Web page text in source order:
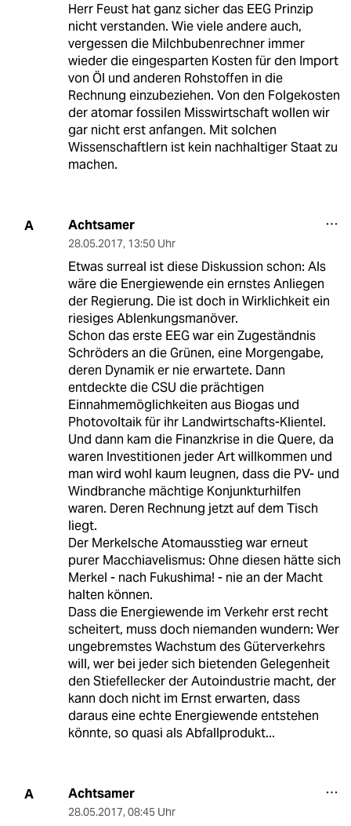
Herr Feust hat ganz sicher das EEG Prinzip
nicht verstanden. Wie viele andere auch,
vergessen die Milchbubenrechner immer
wieder die eingesparten Kosten für den Import
von Öl und anderen Rohstoffen in die
Rechnung einzubeziehen. Von den Folgekosten
der atomar fossilen Misswirtschaft wollen wir
gar nicht erst anfangen. Mit solchen
Wissenschaftlern ist kein nachhaltiger Staat zu
machen.
A Achtsamer
28.05.2017, 13:50 Uhr
Etwas surreal ist diese Diskussion schon: Als
wäre die Energiewende ein ernstes Anliegen
der Regierung. Die ist doch in Wirklichkeit ein
riesiges Ablenkungsmanöver.
Schon das erste EEG war ein Zugeständnis
Schröders an die Grünen, eine Morgengabe,
deren Dynamik er nie erwartete. Dann
entdeckte die CSU die prächtigen
Einnahmemöglichkeiten aus Biogas und
Photovoltaik für ihr Landwirtschafts-Klientel.
Und dann kam die Finanzkrise in die Quere, da
waren Investitionen jeder Art willkommen und
man wird wohl kaum leugnen, dass die PV- und
Windbranche mächtige Konjunkturhilfen
waren. Deren Rechnung jetzt auf dem Tisch
liegt.
Der Merkelsche Atomausstieg war erneut
purer Macchiavelismus: Ohne diesen hätte sich
Merkel - nach Fukushima! - nie an der Macht
halten können.
Dass die Energiewende im Verkehr erst recht
scheitert, muss doch niemanden wundern: Wer
ungebremstes Wachstum des Güterverkehrs
will, wer bei jeder sich bietenden Gelegenheit
den Stiefellecker der Autoindustrie macht, der
kann doch nicht im Ernst erwarten, dass
daraus eine echte Energiewende entstehen
könnte, so quasi als Abfallprodukt...
A Achtsamer
28.05.2017, 08:45 Uhr